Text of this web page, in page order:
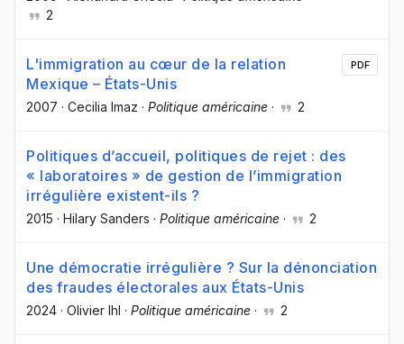
2
L'immigration au cœur de la relation
Mexique – États-Unis
2007 · Cecilia Imaz · Politique américaine · 2
PDF
Politiques d’accueil, politiques de rejet : des
« laboratoires » de gestion de l’immigration
irrégulière existent-ils ?
2015 · Hilary Sanders · Politique américaine · 2
Une démocratie irrégulière ? Sur la dénonciation
des fraudes électorales aux États-Unis
2024 · Olivier Ihl · Politique américaine · 2